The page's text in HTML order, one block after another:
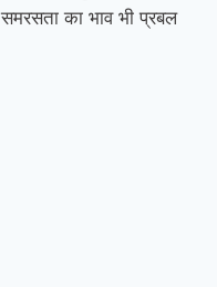
का भाव भी प्रबल